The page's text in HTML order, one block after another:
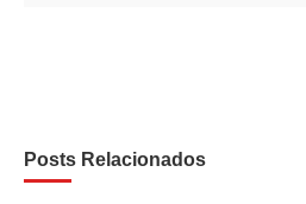
Posts Relacionados